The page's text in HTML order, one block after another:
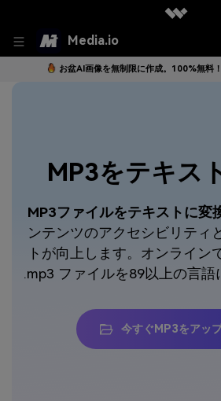
Media.io
お盆AI画像を無制限に作成。100%無料！
MP3をテキス
MP3ファイルをテキストに変
ンテンツのアクセシビリティ
トが向上します。オンライン
.mp3 ファイルを89以上の言語
今すぐMP3をアッ